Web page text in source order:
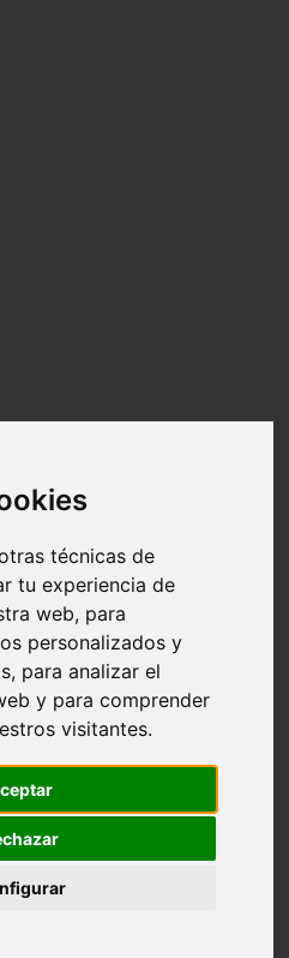
técnicas de
tu experiencia de
web, para
personalizados y
para analizar el
y para comprender
visitantes.
maría